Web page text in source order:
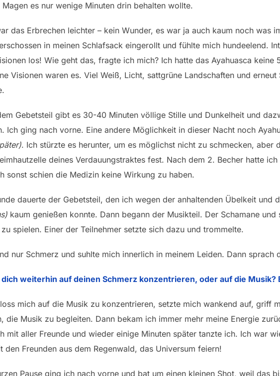
Magen es nur wenige Minuten drin behalten wollte.
das Erbrechen leichter – kein Wunder, es war ja auch kaum noch was
in meinen Schlafsack eingerollt und fühlte mich hundeelend.
los! Wie geht das, fragte ich mich? Ich hatte das Ayahuasca keine
Visionen waren es. Viel Weiß, Licht, sattgrüne Landschaften und
Gebetsteil gibt es 30-40 Minuten völlige Stille und Dunkelheit und
Ich ging nach vorne. Eine andere Möglichkeit in dieser Nacht noch
. Ich stürzte es herunter, um es möglichst nicht zu schmecken, aber
deines Verdauungstraktes fest. Nach dem 2. Becher hatte
sonst schien die Medizin keine Wirkung zu haben.
dauerte der Gebetsteil, den ich wegen der anhaltenden Übelkeit und
kaum genießen konnte. Dann begann der Musikteil. Der Schamane
spielen. Einer der Teilnehmer setzte sich dazu und trommelte.
nur Schmerz und suhlte mich innerlich in meinem Leiden. Dann sprach
weiterhin auf deinen Schmerz konzentrieren, oder auf die Musik?
mich auf die Musik zu konzentrieren, setzte mich wankend auf, griff
die Musik zu begleiten. Dann bekam ich immer mehr meine Energie
mit aller Freunde und wieder einige Minuten später tanzte ich. Ich war
den Freunden aus dem Regenwald, das Universum feiern!
Pause ging ich nach vorne und bat um einen kleinen Shot, weil das